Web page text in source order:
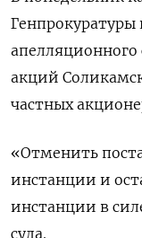
акций
частных
«Отменить
инстанции и
инстанции в
суда.